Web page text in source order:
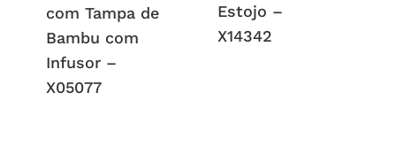
com Tampa de
Bambu com
Infusor –
X05077
Estojo –
X14342